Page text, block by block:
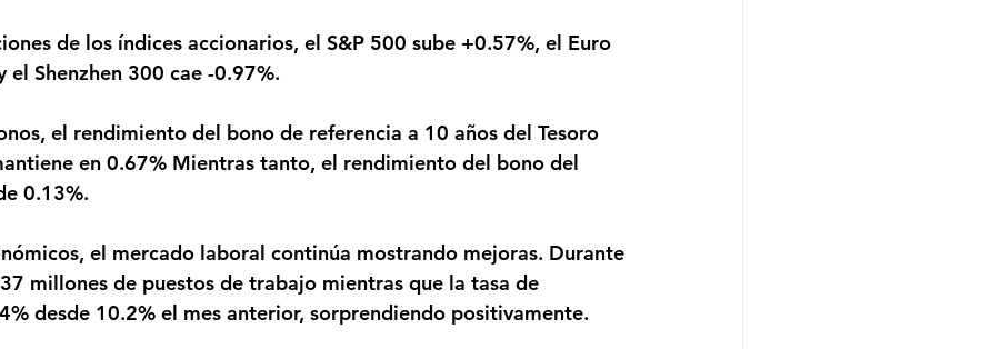
el Shenzhen 300 cae -0.97%.
en 0.67% Mientras tanto, el rendimiento del bono del
0.13%.
millones de puestos de trabajo mientras que la tasa de
desde 10.2% el mes anterior, sorprendiendo positivamente.